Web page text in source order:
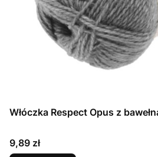
Włóczka Respect Opus z
Cena
9,89 zł